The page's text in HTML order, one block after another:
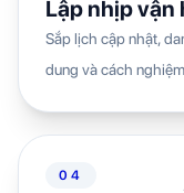
Lập nhịp vận
Sắp lịch cập nhật,
dung và cách
04